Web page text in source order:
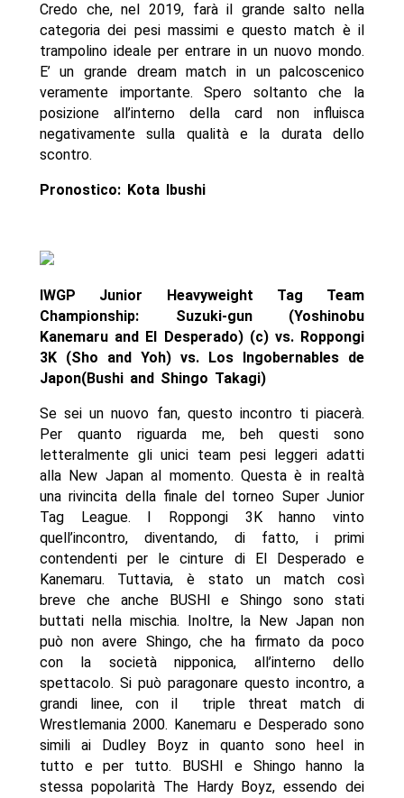
Credo che, nel 2019, farà il grande salto nella
categoria dei pesi massimi e questo match è il
trampolino ideale per entrare in un nuovo mondo.
E’ un grande dream match in un palcoscenico
veramente importante. Spero soltanto che la
posizione all’interno della card non influisca
negativamente sulla qualità e la durata dello
scontro.
Pronostico: Kota Ibushi
IWGP Junior Heavyweight Tag Team
Championship: Suzuki-gun (Yoshinobu
Kanemaru and El Desperado) (c) vs. Roppongi
3K (Sho and Yoh) vs. Los Ingobernables de
Japon(Bushi and Shingo Takagi)
Se sei un nuovo fan, questo incontro ti piacerà.
Per quanto riguarda me, beh questi sono
letteralmente gli unici team pesi leggeri adatti
alla New Japan al momento. Questa è in realtà
una rivincita della finale del torneo Super Junior
Tag League. I Roppongi 3K hanno vinto
quell’incontro, diventando, di fatto, i primi
contendenti per le cinture di El Desperado e
Kanemaru. Tuttavia, è stato un match così
breve che anche BUSHI e Shingo sono stati
buttati nella mischia. Inoltre, la New Japan non
può non avere Shingo, che ha firmato da poco
con la società nipponica, all’interno dello
spettacolo. Si può paragonare questo incontro, a
grandi linee, con il triple threat match di
Wrestlemania 2000. Kanemaru e Desperado sono
simili ai Dudley Boyz in quanto sono heel in
tutto e per tutto. BUSHI e Shingo hanno la
stessa popolarità The Hardy Boyz, essendo dei